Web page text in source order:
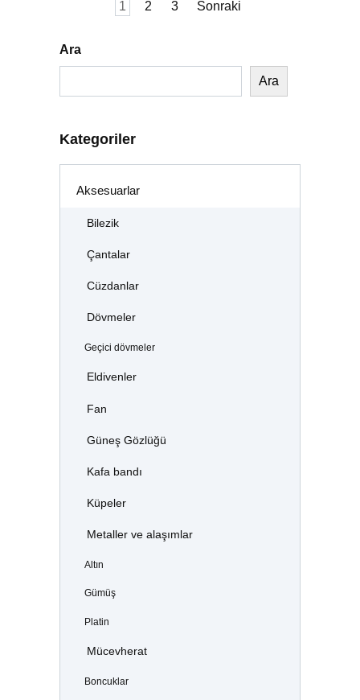
1 2 3 Sonraki
Ara
Ara
Kategoriler
Aksesuarlar
Bilezik
Çantalar
Cüzdanlar
Dövmeler
Geçici dövmeler
Eldivenler
Fan
Güneş Gözlüğü
Kafa bandı
Küpeler
Metaller ve alaşımlar
Altın
Gümüş
Platin
Mücevherat
Boncuklar